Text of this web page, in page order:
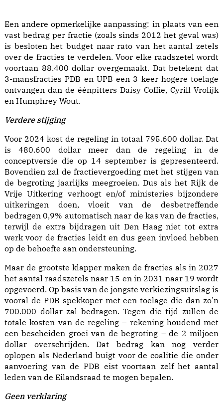
Een andere opmerkelijke aanpassing: in plaats van een
vast bedrag per fractie (zoals sinds 2012 het geval was)
is besloten het budget naar rato van het aantal zetels
over de fracties te verdelen. Voor elke raadszetel wordt
voortaan 88.400 dollar overgemaakt. Dat betekent dat
3-mansfracties PDB en UPB een 3 keer hogere toelage
ontvangen dan de éénpitters Daisy Coffie, Cyrill Vrolijk
en Humphrey Wout.
Verdere stijging
Voor 2024 kost de regeling in totaal 795.600 dollar. Dat
is 480.600 dollar meer dan de regeling in de
conceptversie die op 14 september is gepresenteerd.
Bovendien zal de fractievergoeding met het stijgen van
de begroting jaarlijks meegroeien. Dus als het Rijk de
Vrije Uitkering verhoogt en/of ministeries bijzondere
uitkeringen doen, vloeit van de desbetreffende
bedragen 0,9% automatisch naar de kas van de fracties,
terwijl de extra bijdragen uit Den Haag niet tot extra
werk voor de fracties leidt en dus geen invloed hebben
op de behoefte aan ondersteuning.
Maar de grootste klapper maken de fracties als in 2027
het aantal raadszetels naar 15 en in 2031 naar 19 wordt
opgevoerd. Op basis van de jongste verkiezingsuitslag is
vooral de PDB spekkoper met een toelage die dan zo’n
700.000 dollar zal bedragen. Tegen die tijd zullen de
totale kosten van de regeling – rekening houdend met
een bescheiden groei van de begroting – de 2 miljoen
dollar overschrijden. Dat bedrag kan nog verder
oplopen als Nederland buigt voor de coalitie die onder
aanvoering van de PDB eist voortaan zelf het aantal
leden van de Eilandsraad te mogen bepalen.
Geen verklaring